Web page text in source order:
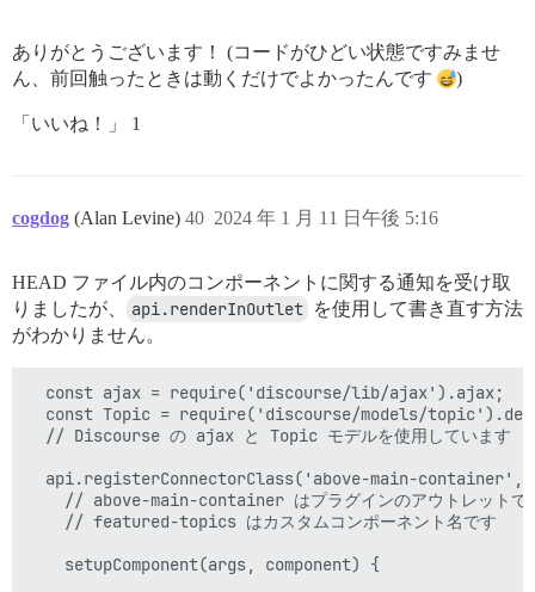
ありがとうございます！ (コードがひどい状態ですみませ
ん、前回触ったときは動くだけでよかったんです
)
「いいね！」 1
cogdog (Alan Levine) 2024 年 1 月 11 日午後 5:16
40
HEAD ファイル内のコンポーネントに関する通知を受け取
りましたが、
api.renderInOutlet を使用して書き直す方法
がわかりません。
  const ajax = require('discourse/lib/ajax').ajax;
const Topic = require('discourse/models/
  // Discourse の ajax と Topic モデルを使用しています
api.registerConnectorClass('above-main-container',
// above-main-container はプラグインのアウトレットで
    // featured-topics はカスタムコンポーネント名です
    setupComponent(args, component) {